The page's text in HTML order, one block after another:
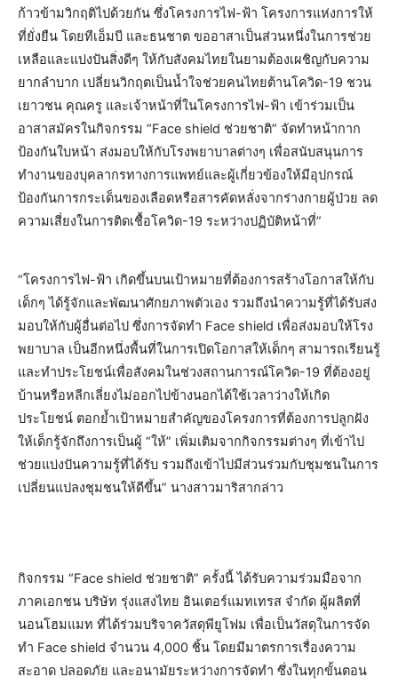
ก้าวข้ามวิกฤติไปด้วยกัน ซึ่งโครงการไฟ-ฟ้า โครงการแห่งการให้
ที่ยั่งยืน โดยทีเอ็มบี และธนชาต ขออาสาเป็นส่วนหนึ่งในการช่วย
เหลือและแบ่งปันสิ่งดีๆ ให้กับสังคมไทยในยามต้องเผชิญกับความ
ยากลำบาก เปลี่ยนวิกฤตเป็นน้ำใจช่วยคนไทยต้านโควิด-19 ชวน
เยาวชน คุณครู และเจ้าหน้าที่ในโครงการไฟ-ฟ้า เข้าร่วมเป็น
อาสาสมัครในกิจกรรม “Face shield ช่วยชาติ” จัดทำหน้ากาก
ป้องกันใบหน้า ส่งมอบให้กับโรงพยาบาลต่างๆ เพื่อสนับสนุนการ
ทำงานของบุคลากรทางการแพทย์และผู้เกี่ยวข้องให้มีอุปกรณ์
ป้องกันการกระเด็นของเลือดหรือสารคัดหลั่งจากร่างกายผู้ป่วย ลด
ความเสี่ยงในการติดเชื้อโควิด-19 ระหว่างปฏิบัติหน้าที่”
“โครงการไฟ-ฟ้า เกิดขึ้นบนเป้าหมายที่ต้องการสร้างโอกาสให้กับ
เด็กๆ ได้รู้จักและพัฒนาศักยภาพตัวเอง รวมถึงนำความรู้ที่ได้รับส่ง
มอบให้กับผู้อื่นต่อไป ซึ่งการจัดทำ Face shield เพื่อส่งมอบให้โรง
พยาบาล เป็นอีกหนึ่งพื้นที่ในการเปิดโอกาสให้เด็กๆ สามารถเรียนรู้
และทำประโยชน์เพื่อสังคมในช่วงสถานการณ์โควิด-19 ที่ต้องอยู่
บ้านหรือหลีกเลี่ยงไม่ออกไปข้างนอกได้ใช้เวลาว่างให้เกิด
ประโยชน์ ตอกย้ำเป้าหมายสำคัญของโครงการที่ต้องการปลูกฝัง
ให้เด็กรู้จักถึงการเป็นผู้ “ให้” เพิ่มเติมจากกิจกรรมต่างๆ ที่เข้าไป
ช่วยแบ่งปันความรู้ที่ได้รับ รวมถึงเข้าไปมีส่วนร่วมกับชุมชนในการ
เปลี่ยนแปลงชุมชนให้ดีขึ้น” นางสาวมาริสากล่าว
กิจกรรม “Face shield ช่วยชาติ” ครั้งนี้ ได้รับความร่วมมือจาก
ภาคเอกชน บริษัท รุ่งแสงไทย อินเตอร์แมทเทรส จำกัด ผู้ผลิตที่
นอนโฮมแมท ที่ได้ร่วมบริจาควัสดุพียูโฟม เพื่อเป็นวัสดุในการจัด
ทำ Face shield จำนวน 4,000 ชิ้น โดยมีมาตรการเรื่องความ
สะอาด ปลอดภัย และอนามัยระหว่างการจัดทำ ซึ่งในทุกขั้นตอน